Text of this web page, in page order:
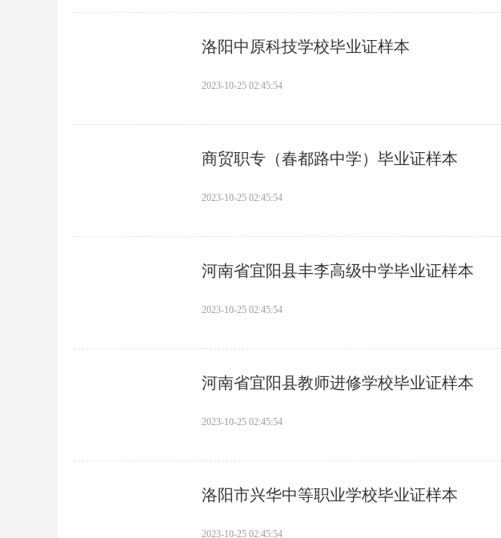
洛阳中原科技学校毕业证样本
2023-10-25 02:45:54
商贸职专（春都路中学）毕业证样本
2023-10-25 02:45:54
河南省宜阳县丰李高级中学毕业证样本
2023-10-25 02:45:54
河南省宜阳县教师进修学校毕业证样本
2023-10-25 02:45:54
洛阳市兴华中等职业学校毕业证样本
2023-10-25 02:45:54